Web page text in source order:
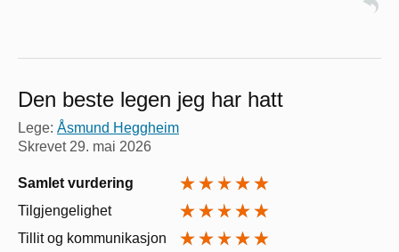
Den beste legen jeg har hatt
Lege: Åsmund Heggheim
Skrevet29. mai 2026
Samlet vurdering
Tilgjengelighet
Tillit og kommunikasjon